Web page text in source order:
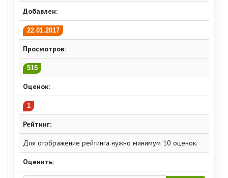
Добавлен:
22.01.2017
Просмотров:
515
Оценок:
1
Рейтинг:
Для отображение рейтинга нужно минимум 10 оценок.
Оценить: